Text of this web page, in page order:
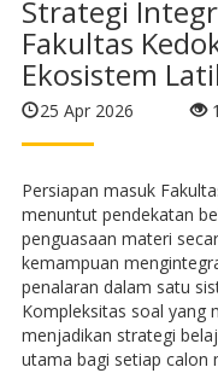
Strategi
Fakultas
Ekosistem
25 Apr 2026
Persiapan masuk
menuntut pendekatan
penguasaan materi
kemampuan
penalaran dalam satu
Kompleksitas soal yang
menjadikan strategi
utama bagi setiap calon